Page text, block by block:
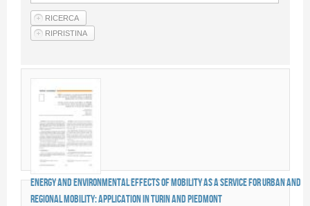
Articoli
Fornitori di prodotti e servizi
Energy and environmental effects of Mobility as a Service for urban and
regional mobility: application in Turin and Piedmont